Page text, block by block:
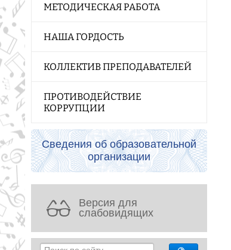
МЕТОДИЧЕСКАЯ РАБОТА
НАША ГОРДОСТЬ
КОЛЛЕКТИВ ПРЕПОДАВАТЕЛЕЙ
ПРОТИВОДЕЙСТВИЕ
КОРРУПЦИИ
Сведения об образовательной
организации
Версия для
слабовидящих